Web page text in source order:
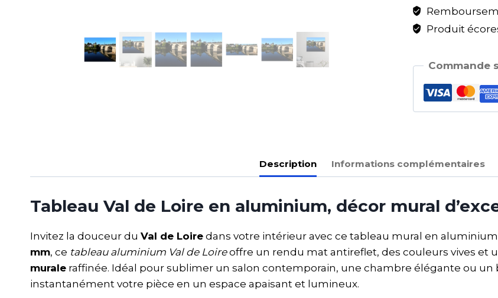
Produit
Commande
Description Informations complémentaires
Tableau Val de Loire en aluminium, décor mural
Invitez la douceur du Val de Loire dans votre intérieur avec ce tableau mural en
mm, ce tableau aluminium Val de Loireoffre un rendu mat antireflet, des couleurs vives et
murale raffinée. Idéal pour sublimer un salon contemporain, une chambre élégante ou
instantanément votre pièce en un espace apaisant et lumineux.